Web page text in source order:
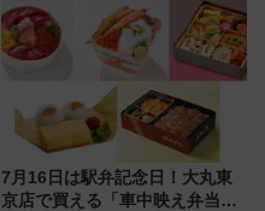
7月16日は駅弁記念日！大丸東
京店で買える「車中映え弁当」